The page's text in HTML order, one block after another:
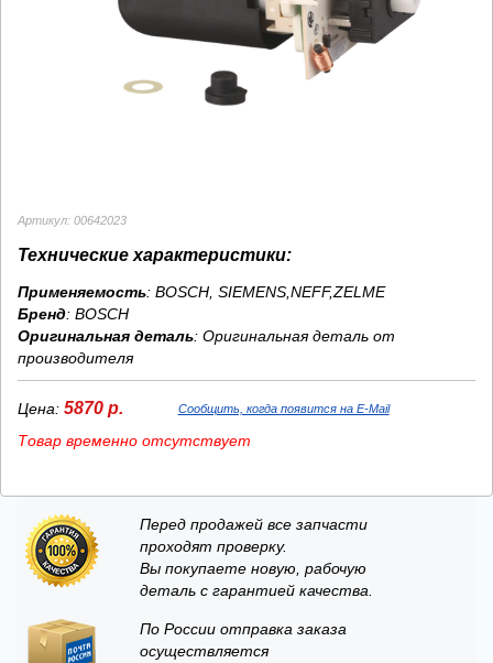
Артикул: 00642023
Технические характеристики:
Применяемость: BOSCH, SIEMENS,NEFF,ZELME
Бренд: BOSCH
Оригинальная деталь: Оригинальная деталь от
производителя
Цена: 5870 р. Сообщить, когда появится на E-Mail
Товар временно отсутствует
Перед продажей все запчасти
проходят проверку.
Вы покупаете новую, рабочую
деталь с гарантией качества.
По России отправка заказа
осуществляется